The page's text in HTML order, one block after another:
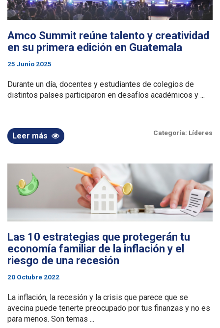
Amco Summit reúne talento y creatividad
en su primera edición en Guatemala
25 Junio 2025
Durante un día, docentes y estudiantes de colegios de
distintos países participaron en desafíos académicos y ...
Leer más Categoría: Líderes
Las 10 estrategias que protegerán tu
economía familiar de la inflación y el
riesgo de una recesión
20 Octubre 2022
La inflación, la recesión y la crisis que parece que se
avecina puede tenerte preocupado por tus finanzas y no es
para menos. Son temas ...